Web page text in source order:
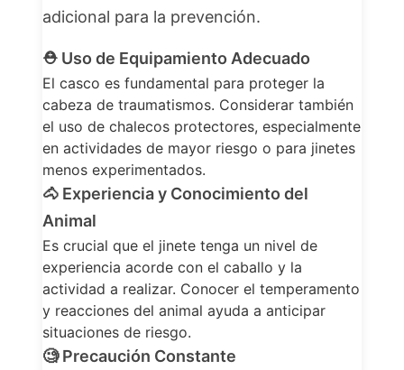
adicional para la prevención.
⛑️ Uso de Equipamiento Adecuado
El casco es fundamental para proteger la
cabeza de traumatismos. Considerar también
el uso de chalecos protectores, especialmente
en actividades de mayor riesgo o para jinetes
menos experimentados.
🐴 Experiencia y Conocimiento del
Animal
Es crucial que el jinete tenga un nivel de
experiencia acorde con el caballo y la
actividad a realizar. Conocer el temperamento
y reacciones del animal ayuda a anticipar
situaciones de riesgo.
🧐Precaución Constante